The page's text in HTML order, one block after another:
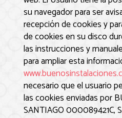
su navegador para ser
recepción de cookies y
de cookies en su disco
las instrucciones y
para ampliar esta
necesario que el usuario
las cookies enviadas por
SANTIAGO 000089421C,